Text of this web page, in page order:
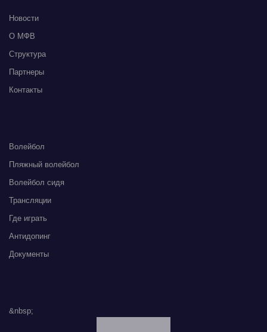
Новости
О МФВ
Структура
Партнеры
Контакты
Волейбол
Пляжный волейбол
Волейбол сидя
Трансляции
Где играть
Антидопинг
Документы
&nbsp;